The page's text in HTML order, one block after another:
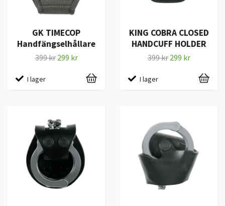
GK TIMECOP
Handfängselhållare
399 kr 299 kr
I lager
KING COBRA CLOSED
HANDCUFF HOLDER
399 kr 299 kr
I lager